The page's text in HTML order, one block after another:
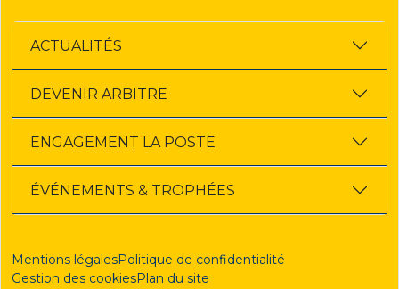
ACTUALITÉS
DEVENIR ARBITRE
ENGAGEMENT LA POSTE
ÉVÉNEMENTS & TROPHÉES
Mentions légalesPolitique de confidentialité
Gestion des cookiesPlan du site